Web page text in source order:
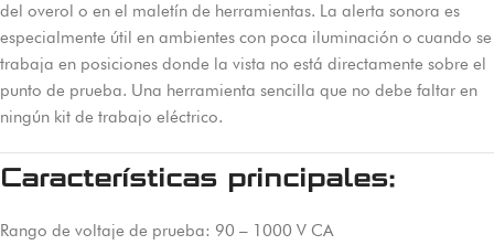
del overol o en el maletín de herramientas. La alerta sonora es
especialmente útil en ambientes con poca iluminación o cuando se
trabaja en posiciones donde la vista no está directamente sobre el
punto de prueba. Una herramienta sencilla que no debe faltar en
ningún kit de trabajo eléctrico.
Características principales:
Rango de voltaje de prueba: 90 – 1000 V CA